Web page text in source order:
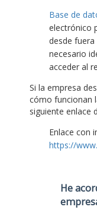
Base de
electrónico
desde fuera
necesario
acceder al
Si la empresa
cómo funcionan
siguiente enlace
Enlace con
https://
He